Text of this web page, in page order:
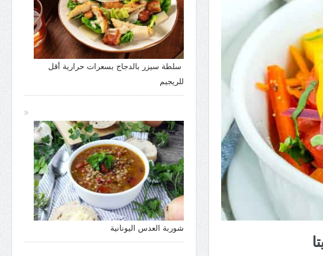
سلطة سيزر بالدجاج بسعرات حرارية أقل
للريجيم
شوربة العدس اليونانية